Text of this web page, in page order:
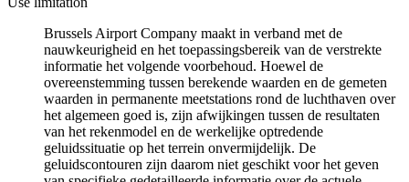
Brussels Airport Company maakt in verband met de
nauwkeurigheid en het toepassingsbereik van de verstrekte
informatie het volgende voorbehoud. Hoewel de
overeenstemming tussen berekende waarden en de gemeten
waarden in permanente meetstations rond de luchthaven over
het algemeen goed is, zijn afwijkingen tussen de resultaten
van het rekenmodel en de werkelijke optredende
geluidssituatie op het terrein onvermijdelijk. De
geluidscontouren zijn daarom niet geschikt voor het geven